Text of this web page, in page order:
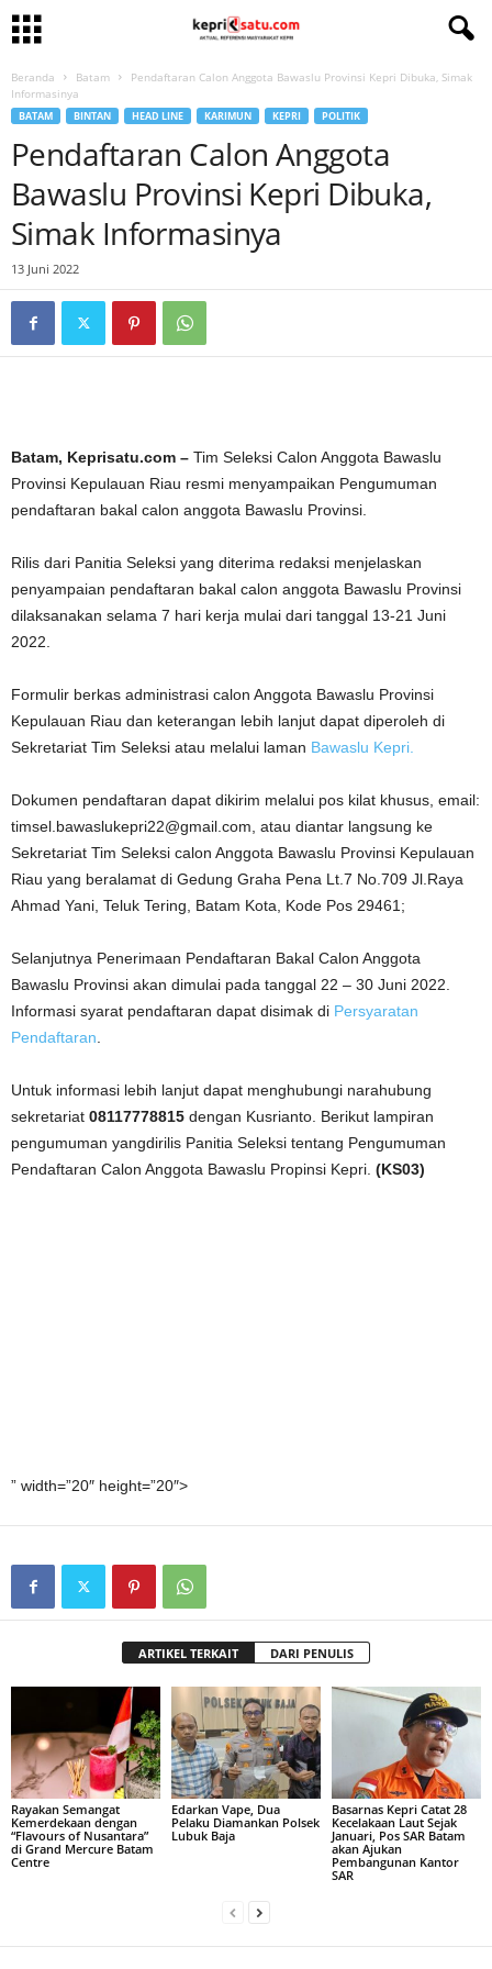
Beranda Batam
Pendaftaran Calon Anggota Bawaslu Provinsi Kepri Dibuka, Simak
Informasinya
BATAM BINTAN HEAD LINE KARIMUN KEPRI POLITIK
Pendaftaran Calon Anggota
Bawaslu Provinsi Kepri Dibuka,
Simak Informasinya
13 Juni 2022
Batam, Keprisatu.com – Tim Seleksi Calon Anggota Bawaslu
Provinsi Kepulauan Riau resmi menyampaikan Pengumuman
pendaftaran bakal calon anggota Bawaslu Provinsi.
Rilis dari Panitia Seleksi yang diterima redaksi menjelaskan
penyampaian pendaftaran bakal calon anggota Bawaslu Provinsi
dilaksanakan selama 7 hari kerja mulai dari tanggal 13-21 Juni
2022.
Formulir berkas administrasi calon Anggota Bawaslu Provinsi
Kepulauan Riau dan keterangan lebih lanjut dapat diperoleh di
Sekretariat Tim Seleksi atau melalui laman Bawaslu Kepri.
Dokumen pendaftaran dapat dikirim melalui pos kilat khusus, email:
timsel.bawaslukepri22@gmail.com, atau diantar langsung ke
Sekretariat Tim Seleksi calon Anggota Bawaslu Provinsi Kepulauan
Riau yang beralamat di Gedung Graha Pena Lt.7 No.709 Jl.Raya
Ahmad Yani, Teluk Tering, Batam Kota, Kode Pos 29461;
Selanjutnya Penerimaan Pendaftaran Bakal Calon Anggota
Bawaslu Provinsi akan dimulai pada tanggal 22 – 30 Juni 2022.
Informasi syarat pendaftaran dapat disimak di Persyaratan
Pendaftaran
Untuk informasi lebih lanjut dapat menghubungi narahubung
sekretariat 08117778815 dengan Kusrianto. Berikut lampiran
pengumuman yangdirilis Panitia Seleksi tentang Pengumuman
Pendaftaran Calon Anggota Bawaslu Propinsi Kepri. (KS03)
” width=”20″ height=”20″>
ARTIKEL TERKAIT DARI PENULIS
Rayakan Semangat
Kemerdekaan dengan
“Flavours of Nusantara”
di Grand Mercure Batam
Centre
Edarkan Vape, Dua
Pelaku Diamankan Polsek
Lubuk Baja
Basarnas Kepri Catat 28
Kecelakaan Laut Sejak
Januari, Pos SAR Batam
akan Ajukan
Pembangunan Kantor
SAR